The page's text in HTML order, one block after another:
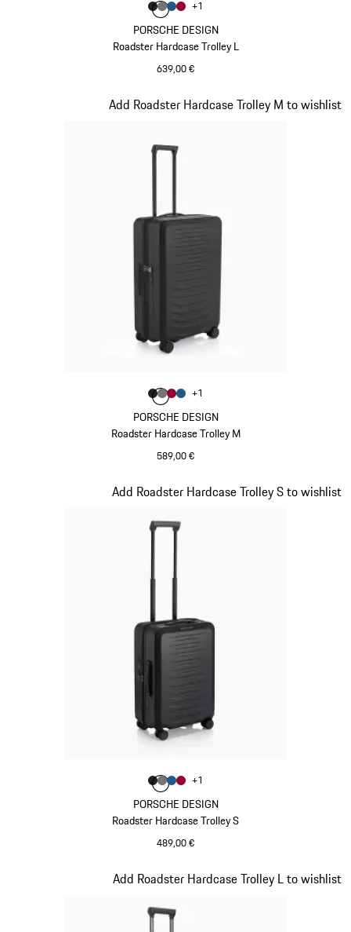
PORSCHE DESIGN
Roadster Hardcase Trolley L
639,00 €
Couleur
Couleur Noir Mat
CouleurGris Nardo
Couleur
Couleur
+1
PORSCHE DESIGN
Roadster Hardcase Trolley M
589,00 €
Add Roadster Hardcase Trolley M to wishlist
Diapositive 3 sur 20
Couleur
Couleur Noir Mat
CouleurGris Nardo
Couleur
Couleur
+1
PORSCHE DESIGN
Roadster Hardcase Trolley S
489,00 €
Add Roadster Hardcase Trolley S to wishlist
Diapositive 4 sur 20
Couleur
Couleur Noir Mat
CouleurGris Nardo
Couleur
Couleur
+1
Add Roadster Hardcase Trolley L to wishlist
Diapositive 5 sur 20